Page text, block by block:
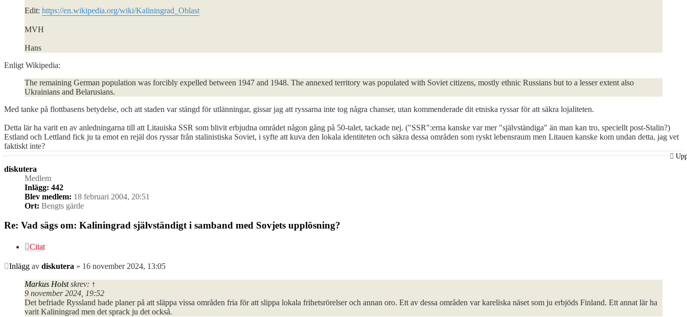
Edit: https://en.wikipedia.org/wiki/Kaliningrad_Oblast
MVH
Hans
Enligt Wikipedia:
The remaining German population was forcibly expelled between 1947 and 1948. The annexed territory was populated with Soviet citizens, mostly ethnic Russians but to a lesser extent also
Ukrainians and Belarusians.
Med tanke på flottbasens betydelse, och att staden var stängd för utlänningar, gissar jag att ryssarna inte tog några chanser, utan kommenderade dit etniska ryssar för att säkra lojaliteten.
Detta lär ha varit en av anledningarna till att Litauiska SSR som blivit erbjudna området någon gång på 50-talet, tackade nej. ("SSR":erna kanske var mer "självständiga" än man kan tro, speciellt post-Stalin?)
Estland och Lettland fick ju ta emot en rejäl dos ryssar från stalinistiska Soviet, i syfte att kuva den lokala identiteten och säkra dessa områden som ryskt lebensraum men Litauen kanske kom undan detta, jag vet
faktiskt inte?
diskutera
Medlem
Inlägg: 442
Blev medlem: 18 februari 2004, 20:51
Ort: Bengts gärde
Re: Vad sägs om: Kaliningrad självständigt i samband med Sovjets upplösning?
Citat
Inlägg av diskutera » 16 november 2024, 13:05
Markus Holstskrev: ↑
9 november 2024, 19:52
Det befriade Ryssland hade planer på att släppa vissa områden fria för att slippa lokala frihetsrörelser och annan oro. Ett av dessa områden var kareliska näset som ju erbjöds Finland. Ett annat lär ha
varit Kaliningrad men det sprack ju det också.